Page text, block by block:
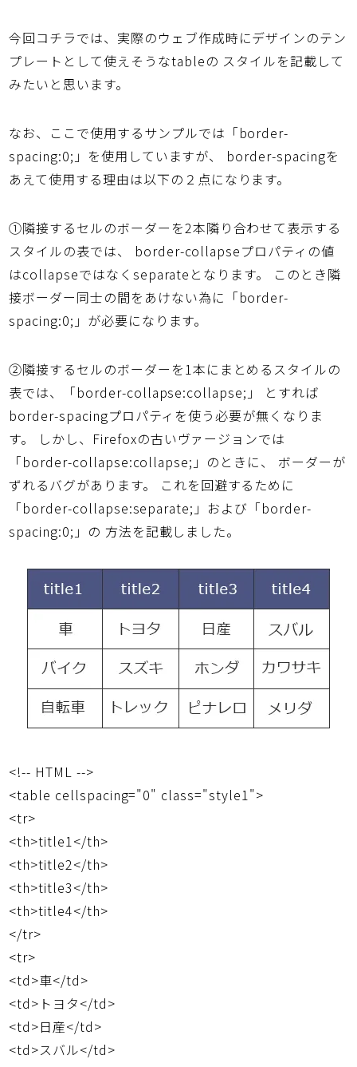
今回コチラでは、実際のウェブ作成時にデザインのテン
プレートとして使えそうなtableの スタイルを記載して
みたいと思います。
なお、ここで使用するサンプルでは「border-
spacing:0;」を使用していますが、 border-spacingを
あえて使用する理由は以下の２点になります。
①隣接するセルのボーダーを2本隣り合わせて表示する
スタイルの表では、 border-collapseプロパティの値
はcollapseではなくseparateとなります。 このとき隣
接ボーダー同士の間をあけない為に「border-
spacing:0;」が必要になります。
②隣接するセルのボーダーを1本にまとめるスタイルの
表では、「border-collapse:collapse;」 とすれば
border-spacingプロパティを使う必要が無くなりま
す。 しかし、Firefoxの古いヴァージョンでは
「border-collapse:collapse;」のときに、 ボーダーが
ずれるバグがあります。 これを回避するために
「border-collapse:separate;」および「border-
spacing:0;」の 方法を記載しました。
<!-- HTML -->
<table cellspacing="0" class="style1">
<tr>
<th>title1</th>
<th>title2</th>
<th>title3</th>
<th>title4</th>
</tr>
<tr>
<td>車</td>
<td>トヨタ</td>
<td>日産</td>
<td>スバル</td>